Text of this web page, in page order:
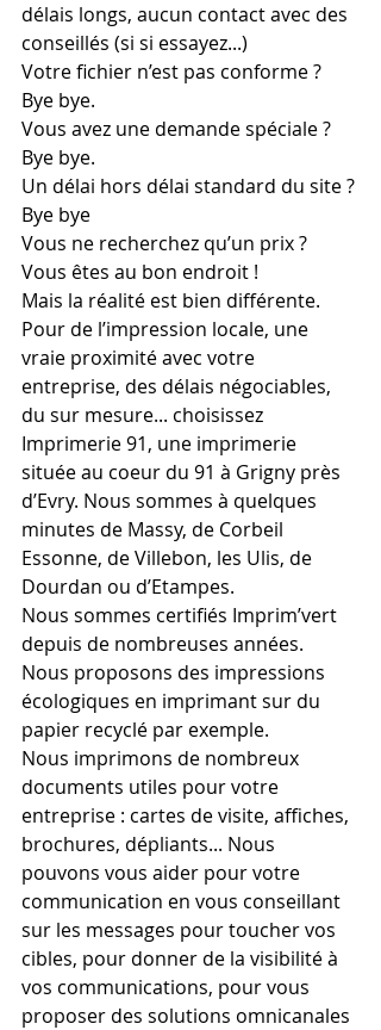
délais longs, aucun contact avec des
conseillés (si si essayez...)
Votre fichier n’est pas conforme ?
Bye bye.
Vous avez une demande spéciale ?
Bye bye.
Un délai hors délai standard du site ?
Bye bye
Vous ne recherchez qu’un prix ?
Vous êtes au bon endroit !
Mais la réalité est bien différente.
Pour de l’impression locale, une
vraie proximité avec votre
entreprise, des délais négociables,
du sur mesure... choisissez
Imprimerie 91, une imprimerie
située au coeur du 91 à Grigny près
d’Evry. Nous sommes à quelques
minutes de Massy, de Corbeil
Essonne, de Villebon, les Ulis, de
Dourdan ou d’Etampes.
Nous sommes certifiés Imprim’vert
depuis de nombreuses années.
Nous proposons des impressions
écologiques en imprimant sur du
papier recyclé par exemple.
Nous imprimons de nombreux
documents utiles pour votre
entreprise : cartes de visite, affiches,
brochures, dépliants... Nous
pouvons vous aider pour votre
communication en vous conseillant
sur les messages pour toucher vos
cibles, pour donner de la visibilité à
vos communications, pour vous
proposer des solutions omnicanales